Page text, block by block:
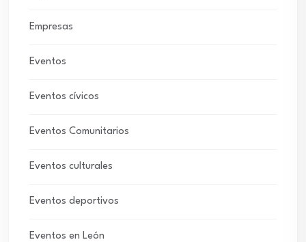
Empresas
Eventos
Eventos cívicos
Eventos Comunitarios
Eventos culturales
Eventos deportivos
Eventos en León